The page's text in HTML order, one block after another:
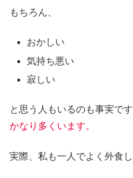
もちろん、
おかしい
気持ち悪い
寂しい
と思う人もいるのも事実です
かなり多くいます。
実際、私も一人でよく外食し